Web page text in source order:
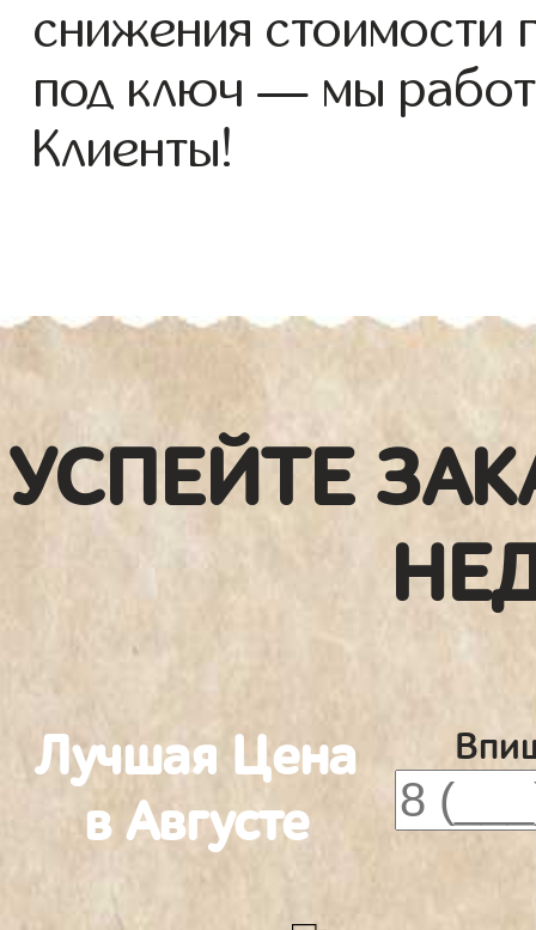
снижения стоимости
под ключ — мы
Клиенты!
УСПЕЙТЕ
Лучшая Цена
в Августе